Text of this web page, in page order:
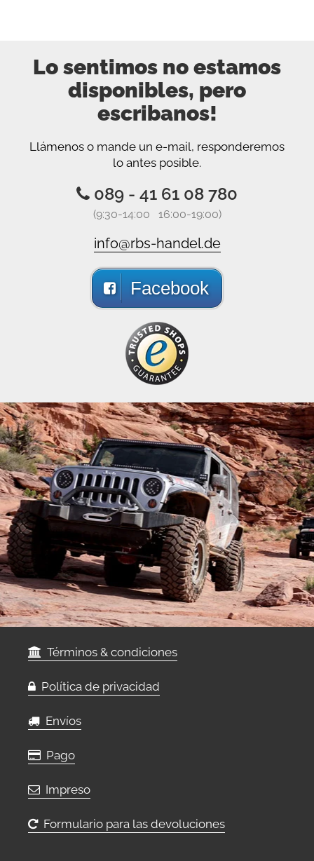
Lo sentimos no estamos
disponibles, pero
escribanos!
Llámenos o mande un e-mail, responderemos
lo antes posible.
089 - 41 61 08 780
(9:30-14:00 16:00-19:00)
info@rbs-handel.de
Facebook
Términos & condiciones
Política de privacidad
Envíos
Pago
Impreso
Formulario para las devoluciones